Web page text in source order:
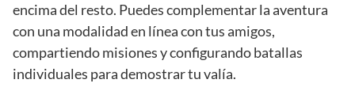
encima del resto. Puedes complementar la aventura
con una modalidad en línea con tus amigos,
compartiendo misiones y configurando batallas
individuales para demostrar tu valía.